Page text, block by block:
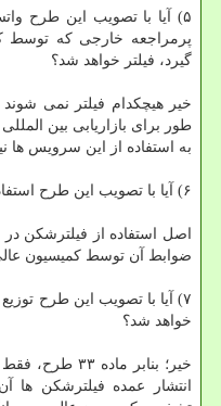
۵) آیا با تصویب این طرح
پرمراجعه خارجی که توسط
گیرد، فیلتر خواهد شد؟
خیر هیچکدام فیلتر نمی
طور برای بازاریابی بین
به استفاده از این سرویس ها
۶) آیا با تصویب این طرح استفاده از فیلترشکن ممنوع خواهد شد؟
اصل استفاده از فیلترشکن
ضوابط آن توسط کمیسیون
۷) آیا با تصویب این طرح
خواهد شد؟
خیر؛ بنابر
انتشار عمده فیلترشکن ها